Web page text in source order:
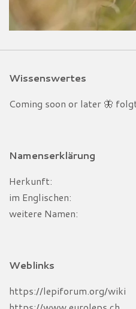
Wissenswertes
Coming soon or later 🦋
Namenserklärung
Herkunft:
im Englischen:
weitere Namen:
Weblinks
https://lepiforum.org/wiki